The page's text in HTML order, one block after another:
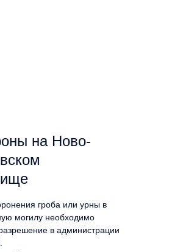
на Ново-
гроба или урны в
могилу необходимо
в администрации